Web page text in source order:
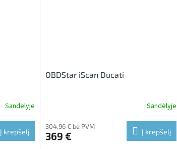
Sandėlyje
Į krepšelį
OBDStar iScan Ducati
Sandėlyje
304,96 € be PVM
369 € Į krepšelį